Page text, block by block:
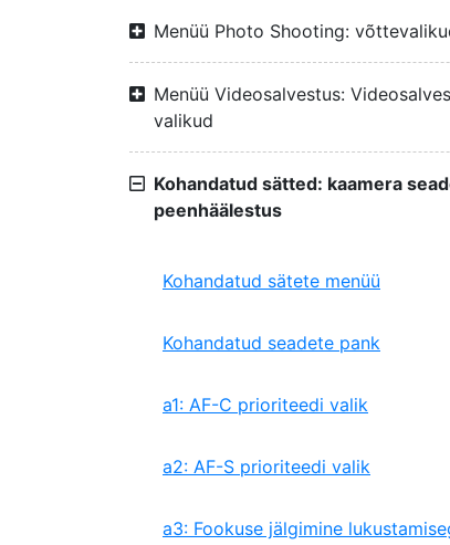
Menüü Photo Shooting:
Menüü Videosalvestus:
valikud
Kohandatud sätted: kaamera
peenhäälestus
Kohandatud sätete menüü
Kohandatud seadete pank
a1: AF-C prioriteedi valik
a2: AF-S prioriteedi valik
a3: Fookuse jälgimine